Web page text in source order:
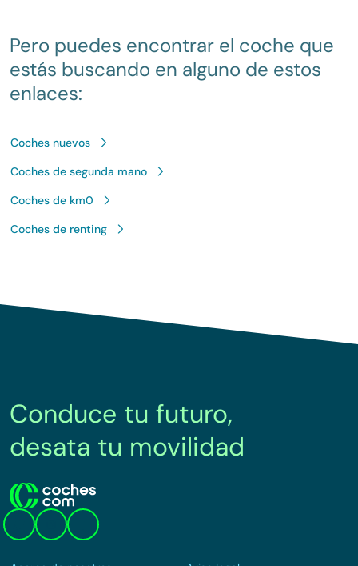
Pero puedes encontrar el coche que
estás buscando en alguno de estos
enlaces:
Coches nuevos
Coches de segunda mano
Coches de km0
Coches de renting
Conduce tu futuro,
desata tu movilidad